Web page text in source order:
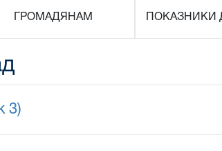
ГРОМАДЯНАМ ПОКАЗНИКИ
3)